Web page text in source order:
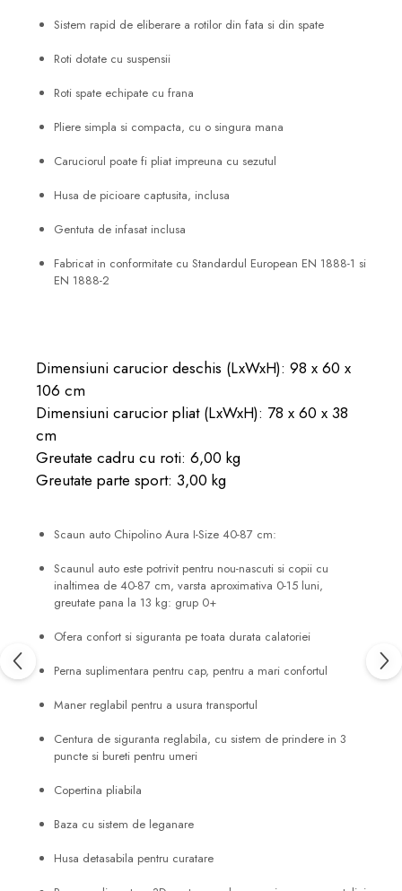
Sistem rapid de eliberare a rotilor din fata si din spate
Roti dotate cu suspensii
Roti spate echipate cu frana
Pliere simpla si compacta, cu o singura mana
Caruciorul poate fi pliat impreuna cu sezutul
Husa de picioare captusita, inclusa
Gentuta de infasat inclusa
Fabricat in conformitate cu Standardul European EN 1888-1 si
EN 1888-2
Dimensiuni carucior deschis (LxWxH): 98 x 60 x
106 cm
Dimensiuni carucior pliat (LxWxH): 78 x 60 x 38
cm
Greutate cadru cu roti: 6,00 kg
Greutate parte sport: 3,00 kg
Scaun auto Chipolino Aura I-Size 40-87 cm:
Scaunul auto este potrivit pentru nou-nascuti si copii cu
inaltimea de 40-87 cm, varsta aproximativa 0-15 luni,
greutate pana la 13 kg: grup 0+
Ofera confort si siguranta pe toata durata calatoriei
Perna suplimentara pentru cap, pentru a mari confortul
Maner reglabil pentru a usura transportul
Centura de siguranta reglabila, cu sistem de prindere in 3
puncte si bureti pentru umeri
Copertina pliabila
Baza cu sistem de leganare
Husa detasabila pentru curatare